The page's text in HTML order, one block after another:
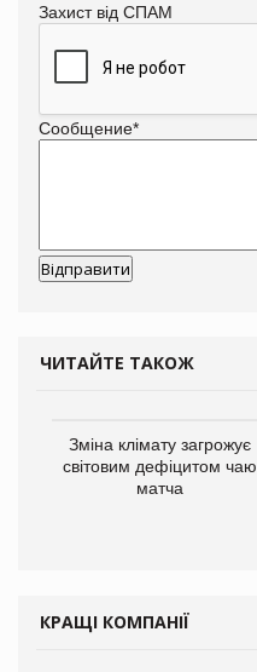
Захист від СПАМ
Сообщение*
ЧИТАЙТЕ ТАКОЖ
Зміна клімату загрожує
світовим дефіцитом чаю
матча
КРАЩІ КОМПАНІЇ